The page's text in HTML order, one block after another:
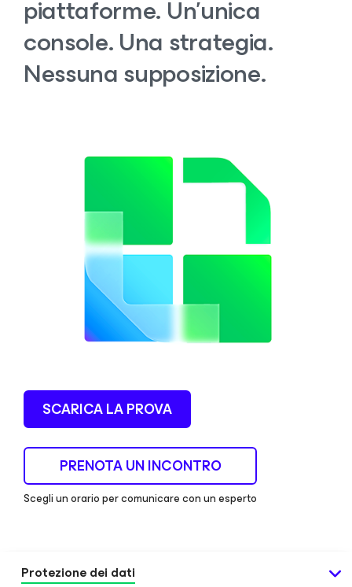
piattaforme. Un'unica
console. Una strategia.
Nessuna supposizione.
SCARICA LA PROVA
PRENOTA UN INCONTRO
Scegli un orario per comunicare con un esperto
Protezione dei dati